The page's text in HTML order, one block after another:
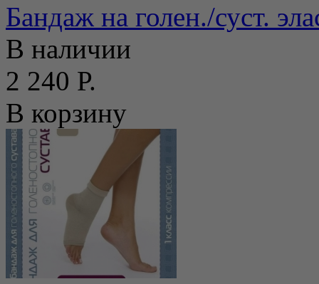
Бандаж на голен./суст.
В наличии
2 240 Р.
В корзину